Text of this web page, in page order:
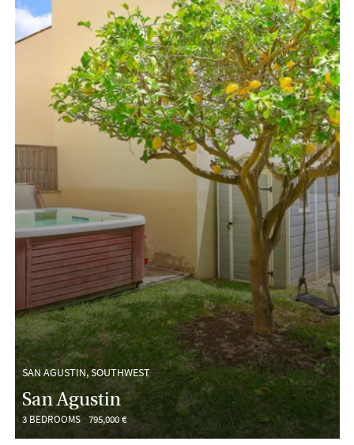
SAN AGUSTIN, SOUTHWEST
San Agustin
3 BEDROOMS 795,000 €